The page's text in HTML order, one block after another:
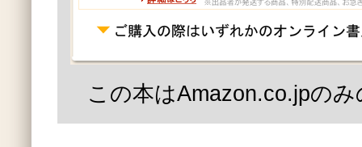
この本はAmazon.co.jpの